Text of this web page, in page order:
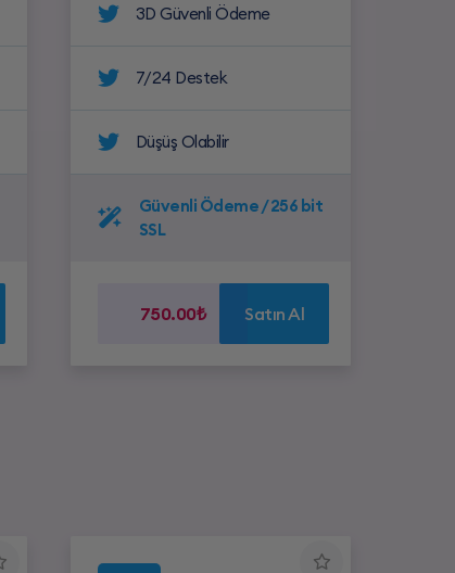
3D Güvenli Ödeme
7/24 Destek
Düşüş Olabilir
Güvenli Ödeme / 256 bit
SSL
750.00₺ Satın Al